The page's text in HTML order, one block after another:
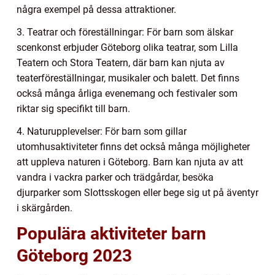
några exempel på dessa attraktioner.
3. Teatrar och föreställningar: För barn som älskar
scenkonst erbjuder Göteborg olika teatrar, som Lilla
Teatern och Stora Teatern, där barn kan njuta av
teaterföreställningar, musikaler och balett. Det finns
också många årliga evenemang och festivaler som
riktar sig specifikt till barn.
4. Naturupplevelser: För barn som gillar
utomhusaktiviteter finns det också många möjligheter
att uppleva naturen i Göteborg. Barn kan njuta av att
vandra i vackra parker och trädgårdar, besöka
djurparker som Slottsskogen eller bege sig ut på äventyr
i skärgården.
Populära aktiviteter barn
Göteborg 2023